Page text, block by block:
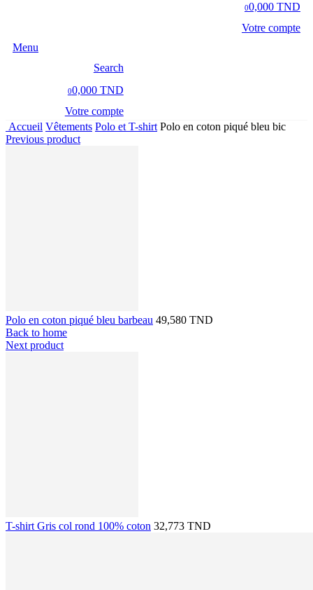
00,000 TND
Votre compte
Menu
Search
00,000 TND
Votre compte
Accueil Vêtements Polo et T-shirt Polo en coton piqué bleu bic
Previous product
Polo en coton piqué bleu barbeau 49,580 TND
Back to home
Next product
T-shirt Gris col rond 100% coton 32,773 TND